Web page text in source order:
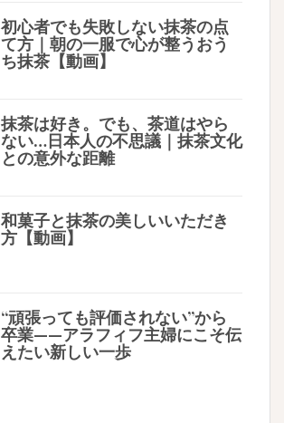
初心者でも失敗しない抹茶の点
て方｜朝の一服で心が整うおう
ち抹茶【動画】
抹茶は好き。でも、茶道はやら
ない…日本人の不思議｜抹茶文化
との意外な距離
和菓子と抹茶の美しいいただき
方【動画】
“頑張っても評価されない”から
卒業——アラフィフ主婦にこそ伝
えたい新しい一歩